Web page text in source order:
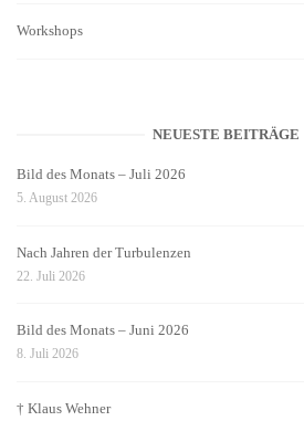
Workshops
NEUESTE BEITRÄGE
Bild des Monats – Juli 2026
5. August 2026
Nach Jahren der Turbulenzen
22. Juli 2026
Bild des Monats – Juni 2026
8. Juli 2026
† Klaus Wehner